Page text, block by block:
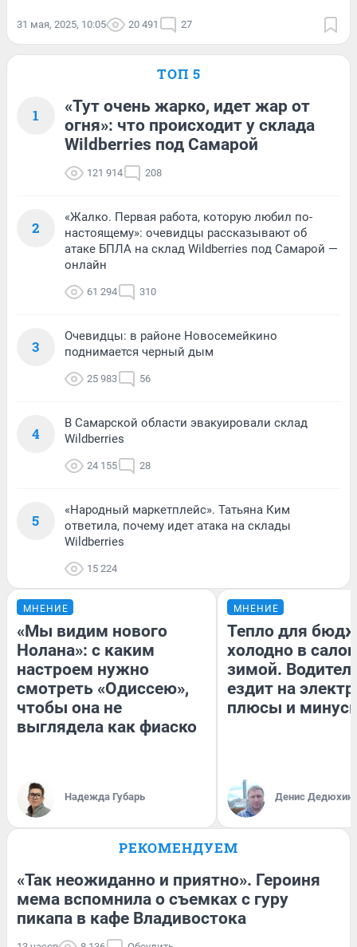
31 мая, 2025, 10:05 20 491 27
ТОП 5
1
«Тут очень жарко, идет жар от
огня»: что происходит у склада
Wildberries под Самарой
121 914 208
2
«Жалко. Первая работа, которую любил по-
настоящему»: очевидцы рассказывают об
атаке БПЛА на склад Wildberries под Самарой —
онлайн
61 294 310
3
Очевидцы: в районе Новосемейкино
поднимается черный дым
25 983 56
4
В Самарской области эвакуировали склад
Wildberries
24 155 28
5
«Народный маркетплейс». Татьяна Ким
ответила, почему идет атака на склады
Wildberries
15 224
МНЕНИЕ
«Мы видим нового
Нолана»: с каким
настроем нужно
смотреть «Одиссею»,
чтобы она не
выглядела как фиаско
Надежда Губарь
МНЕНИЕ
Тепло для
холодно в
зимой.
ездит на
плюсы и
Денис Дедюхин
РЕКОМЕНДУЕМ
«Так неожиданно и приятно». Героиня
мема вспомнила о съемках с гуру
пикапа в кафе Владивостока